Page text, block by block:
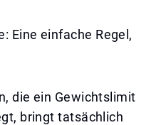
Eine einfache Regel,
die ein Gewichtslimit
bringt tatsächlich